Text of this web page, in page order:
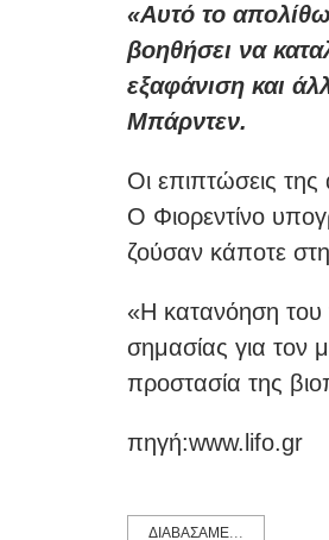
«Αυτό το
βοηθήσει να
εξαφάνιση και
Μπάρντεν.
Οι επιπτώσεις
Ο Φιορεντίνο
ζούσαν κάποτε
«Η κατανόηση του
σημασίας για τον
προστασία της
πηγή:www.lifo.gr
ΔΙΑΒΑΣΑΜΕ...